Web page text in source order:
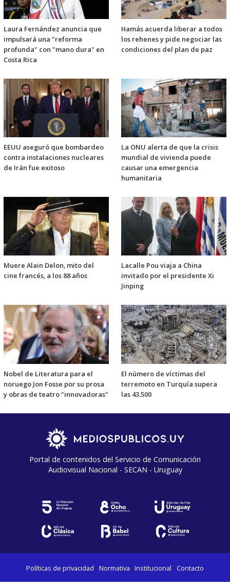
Laura Fernández anuncia que
impulsará una "reforma
profunda" con "mano dura" en
Costa Rica
Hamás acuerda liberar a todos
los rehenes y pide negociar las
condiciones del plan de paz
EEUU aseguró que bombardeo
contra instalaciones nucleares
de Irán fue exitoso
La ONU alerta de que la crisis
mundial de vivienda puede
causar una emergencia
humanitaria
Muere Alain Delon, mito del
cine francés, a los 88 años
Lacalle Pou viaja a China
invitado por el presidente Xi
Jinping
Nobel de Literatura para el
noruego Jon Fosse por su prosa
y obras de teatro "innovadoras"
El número de víctimas del
terremoto en Turquía supera
las 43.500
Portal de contenidos del Servicio de Comunicación
Audiovisual Nacional - SECAN - Uruguay
Políticas de privacidad Normativa Institucional Contacto